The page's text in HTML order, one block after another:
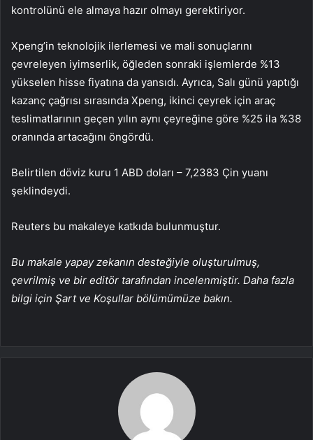
kontrolünü ele almaya hazır olmayı gerektiriyor.
Xpeng’in teknolojik ilerlemesi ve mali sonuçlarını
çevreleyen iyimserlik, öğleden sonraki işlemlerde %13
yükselen hisse fiyatına da yansıdı. Ayrıca, Salı günü yaptığı
kazanç çağrısı sırasında Xpeng, ikinci çeyrek için araç
teslimatlarının geçen yılın aynı çeyreğine göre %25 ila %38
oranında artacağını öngördü.
Belirtilen döviz kuru 1 ABD doları – 7,2383 Çin yuanı
şeklindeydi.
Reuters bu makaleye katkıda bulunmuştur.
Bu makale yapay zekanın desteğiyle oluşturulmuş,
çevrilmiş ve bir editör tarafından incelenmiştir. Daha fazla
bilgi için Şart ve Koşullar bölümümüze bakın.